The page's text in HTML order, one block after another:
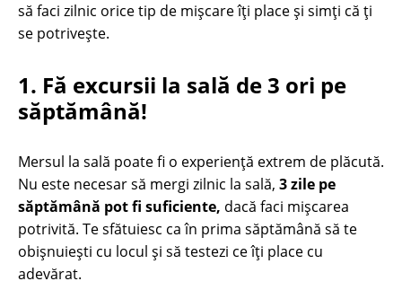
să faci zilnic orice tip de mişcare îţi place şi simţi că ţi
se potriveşte.
1. Fă excursii la sală de 3 ori pe
săptămână!
Mersul la sală poate fi o experiență extrem de plăcută.
Nu este necesar să mergi zilnic la sală, 3 zile pe
săptămână pot fi suficiente, dacă faci mişcarea
potrivită. Te sfătuiesc ca în prima săptămână să te
obișnuiești cu locul și să testezi ce îți place cu
adevărat.